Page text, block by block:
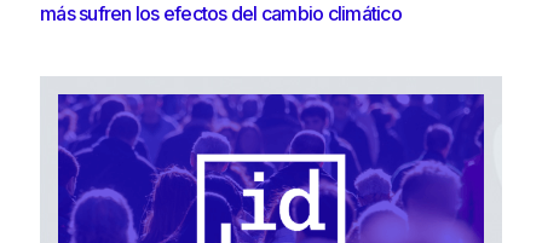
más sufren los efectos del cambio climático